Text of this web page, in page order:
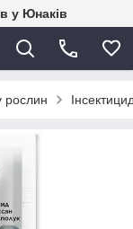
у Юнаків
рослин